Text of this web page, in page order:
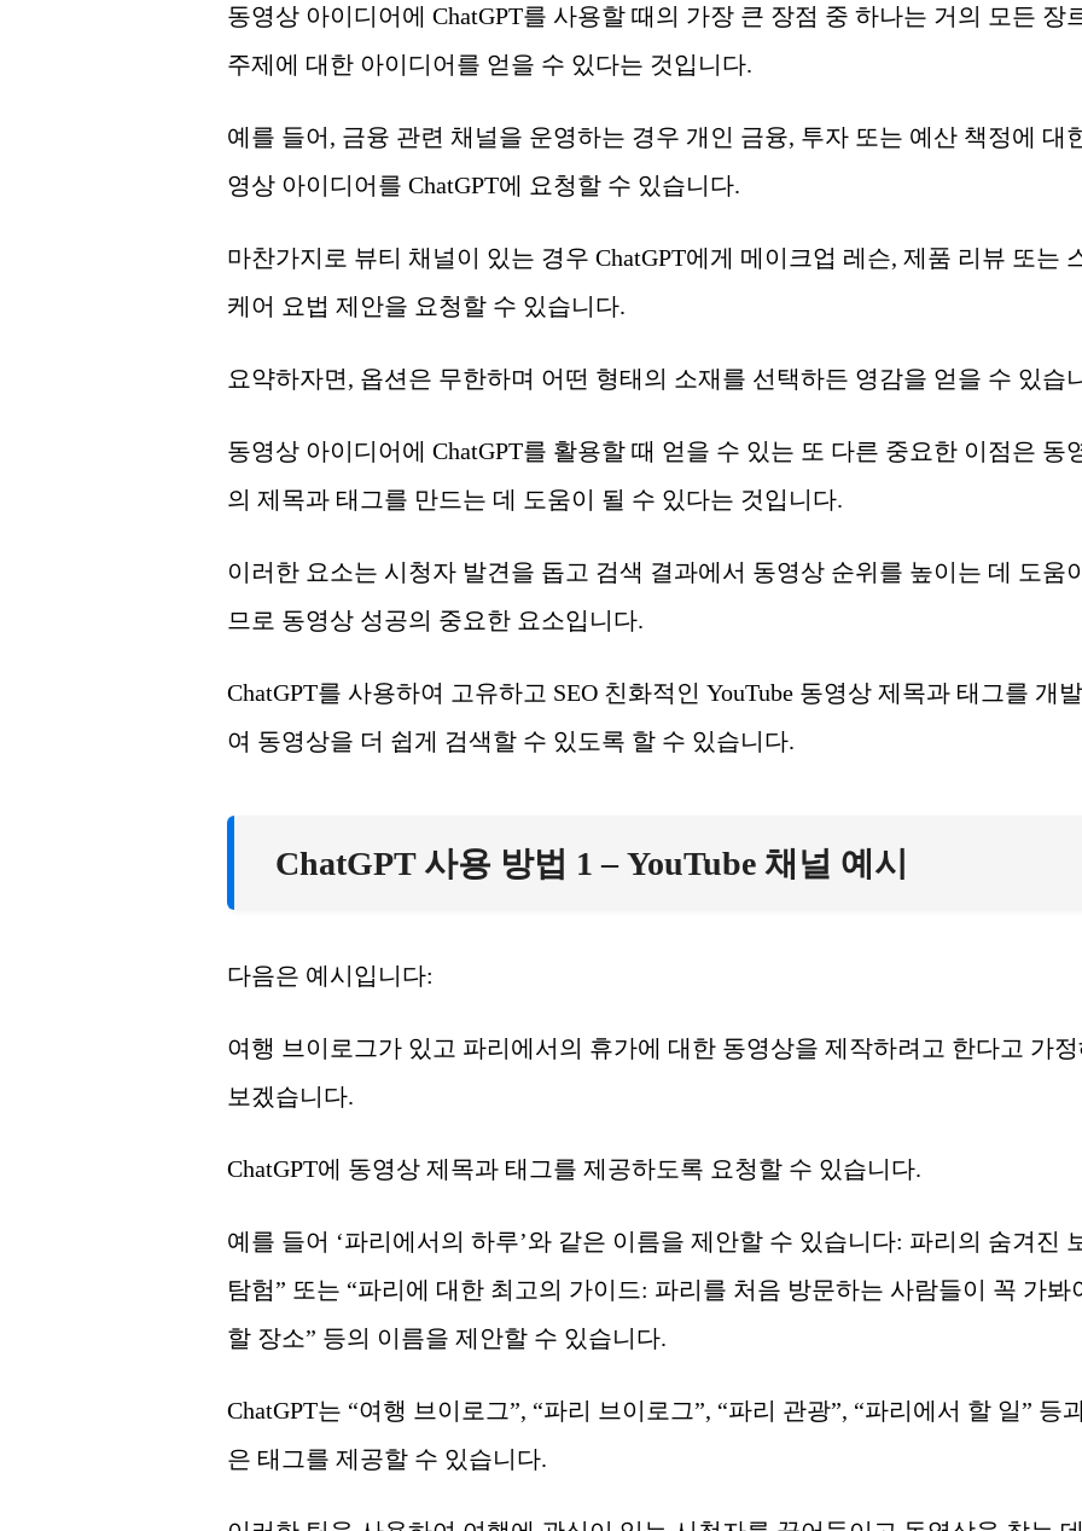
동영상 아이디어에 ChatGPT를 사용할 때의 가장 큰 장점 중 하나는 거의 모든 장
주제에 대한 아이디어를 얻을 수 있다는 것입니다.
예를 들어, 금융 관련 채널을 운영하는 경우 개인 금융, 투자 또는 예산 책정에 대
영상 아이디어를 ChatGPT에 요청할 수 있습니다.
마찬가지로 뷰티 채널이 있는 경우 ChatGPT에게 메이크업 레슨, 제품 리뷰 또는
케어 요법 제안을 요청할 수 있습니다.
요약하자면, 옵션은 무한하며 어떤 형태의 소재를 선택하든 영감을 얻을 수 있습
동영상 아이디어에 ChatGPT를 활용할 때 얻을 수 있는 또 다른 중요한 이점은 동
의 제목과 태그를 만드는 데 도움이 될 수 있다는 것입니다.
이러한 요소는 시청자 발견을 돕고 검색 결과에서 동영상 순위를 높이는 데 도움
므로 동영상 성공의 중요한 요소입니다.
ChatGPT를 사용하여 고유하고 SEO 친화적인 YouTube 동영상 제목과 태그를 개
여 동영상을 더 쉽게 검색할 수 있도록 할 수 있습니다.
ChatGPT 사용 방법 1 – YouTube 채널 예시
다음은 예시입니다:
여행 브이로그가 있고 파리에서의 휴가에 대한 동영상을 제작하려고 한다고 가
보겠습니다.
ChatGPT에 동영상 제목과 태그를 제공하도록 요청할 수 있습니다.
예를 들어 ‘파리에서의 하루’와 같은 이름을 제안할 수 있습니다: 파리의 숨겨진
탐험” 또는 “파리에 대한 최고의 가이드: 파리를 처음 방문하는 사람들이 꼭 가봐
할 장소” 등의 이름을 제안할 수 있습니다.
ChatGPT는 “여행 브이로그”, “파리 브이로그”, “파리 관광”, “파리에서 할 일” 등
은 태그를 제공할 수 있습니다.